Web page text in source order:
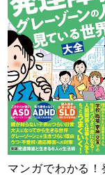
マンガでわかる！